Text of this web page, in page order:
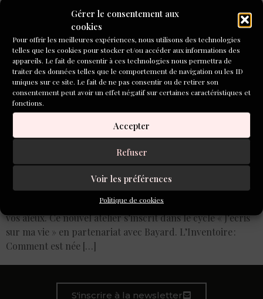
Gérer le consentement aux
cookies
Pour offrir les meilleures expériences, nous utilisons des technologies
telles que les cookies pour stocker et/ou accéder aux informations des
appareils. Le fait de consentir à ces technologies nous permettra de
traiter des données telles que le comportement de navigation ou les ID
uniques sur ce site. Le fait de ne pas consentir ou de retirer son
consentement peut avoir un effet négatif sur certaines caractéristiques et
fonctions.
Accepter
Refuser
Voir les préférences
Politique de cookies
Vous êtes plutôt salé ou sucré ? Acide ou amer ? Chicon ou
potiron ? Les 14 et 15 avril 2026, Camille Berta vous
propose d’ouvrir les portes de votre cuisine et de celles de
vos aïeux. Ce nouvel atelier s’inscrit dans le cycle « J’écris
sur ma vie » en partenariat avec Bayard. L’Inventoire :
Comment est née […]
S'inscrire à la newsletter